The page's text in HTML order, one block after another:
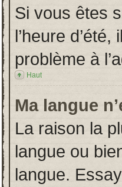
Si vous êtes
l’heure
problème à
Haut
Ma langue
La raison la
langue ou
langue.